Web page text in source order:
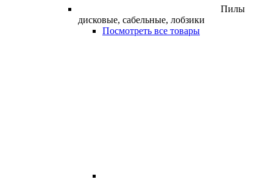
Пилы
дисковые, сабельные, лобзики
Посмотреть все товары